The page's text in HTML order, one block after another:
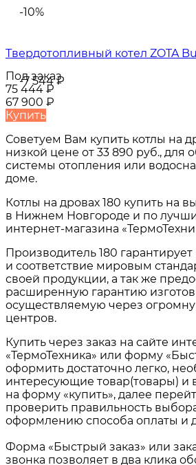
-10%
-7 544₽
Твердотопливный котел ZOTA
Под заказ
75 444₽
67 900 ₽
Купить
Советуем Вам купить котлы на
низкой цене от 33 890 руб., для
системы отопления или
доме.
Котлы на дровах 180 купить на
в Нижнем Новгороде и по
интернет-магазина
Производитель 180
и соответствие мировым
своей продукции, а так же
расширенную гарантию
осуществляемую через
центров.
Купить через заказ на сайте
«ТермоТехника» или форму
оформить достаточно легко,
интересующие товар(товары) и
на форму «купить», далее
проверить правильность
оформлению способа оплаты и
Форма «Быстрый заказ» или
звонка позволяет в два клика